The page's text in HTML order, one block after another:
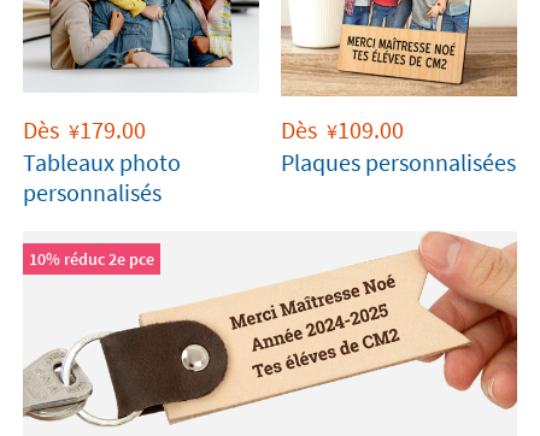
Dès ¥179.00
Tableaux photo
personnalisés
Dès ¥109.00
Plaques personnalisées
10% réduc 2e pce